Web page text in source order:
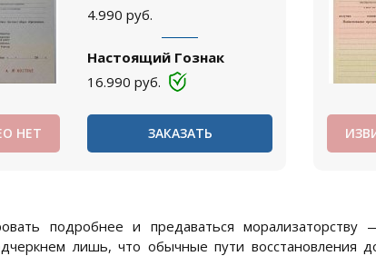
4.990 руб.
Настоящий Гознак
16.990 руб.
НЕТ ЗАКАЗАТЬ
подробнее и предаваться
лишь, что обычные пути восстановления